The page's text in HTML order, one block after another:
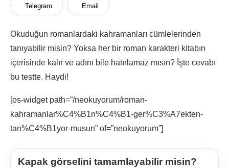
Telegram Email
Okuduğun romanlardaki kahramanları cümlelerinden
tanıyabilir misin? Yoksa her bir roman karakteri kitabın
içerisinde kalır ve adını bile hatırlamaz mısın? İşte cevabı
bu testte. Haydi!
[os-widget path=”/neokuyorum/roman-
kahramanlar%C4%B1n%C4%B1-ger%C3%A7ekten-
tan%C4%B1yor-musun” of=”neokuyorum”]
Kapak görselini tamamlayabilir misin?